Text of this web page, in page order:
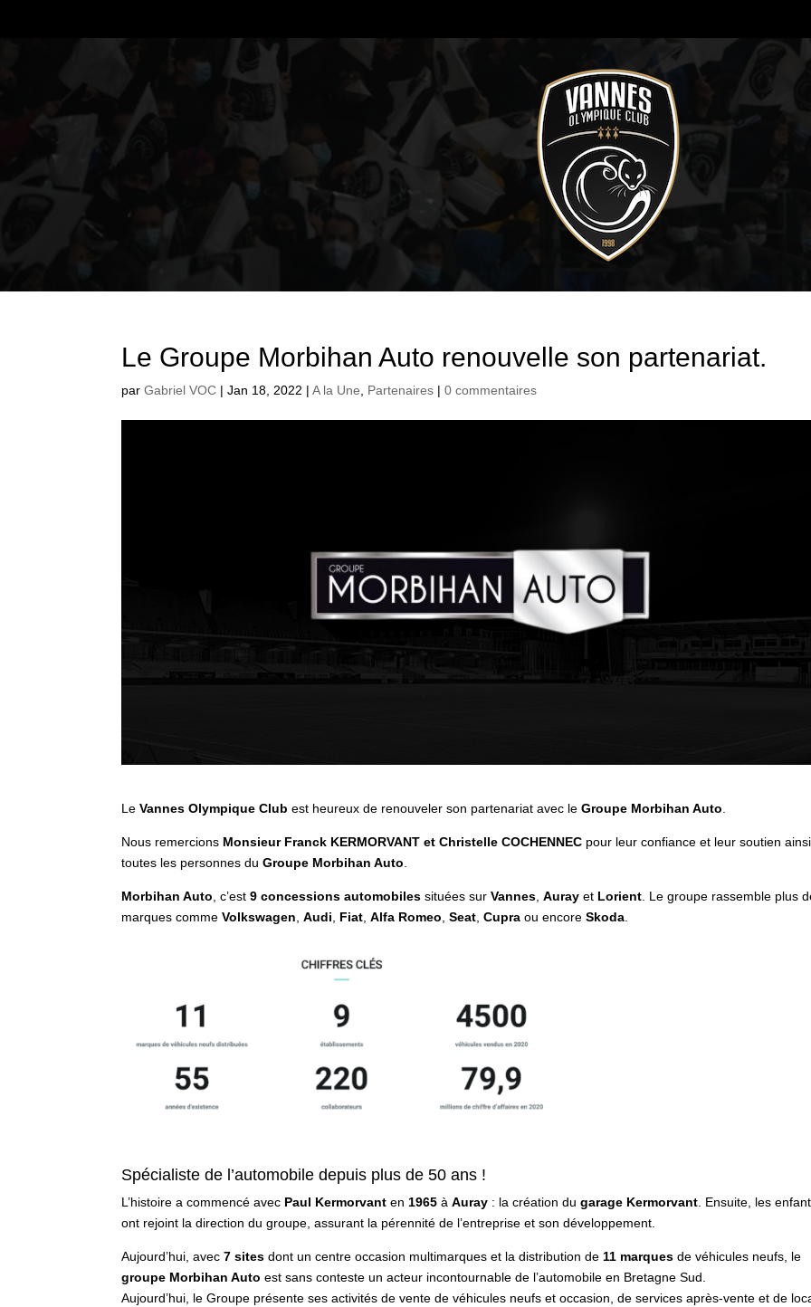
Le Groupe Morbihan Auto renouvelle son partenariat.
parGabriel VOC |Jan 18, 2022 |A la Une, Partenaires |0 commentaires
Le Vannes Olympique Club est heureux de renouveler son partenariat avec leGroupe Morbihan Auto.
Nous remercions Monsieur Franck KERMORVANT et Christelle COCHENNEC pour leur confiance et leur soutien
toutes les personnes duGroupe Morbihan Auto.
Morbihan Auto, c’est9 concessions automobilessituées surVannes,Auray et Lorient. Le groupe rassemble plus
marques commeVolkswagen,Audi, Fiat,Alfa Romeo,Seat,Cupra ou encoreSkoda.
Spécialiste de l’automobile depuis plus de 50 ans !
L’histoire a commencé avec Paul Kermorvant en1965 àAuray : la création dugarage Kermorvant. Ensuite, les
ont rejoint la direction du groupe, assurant la pérennité de l’entreprise et son développement.
Aujourd’hui, avec7 sites dont un centre occasion multimarques et la distribution de11 marques de véhicules neufs, le
groupe Morbihan Auto est sans conteste un acteur incontournable de l’automobile en Bretagne Sud.
Aujourd’hui, le Groupe présente ses activités de vente de véhicules neufs et occasion, de services après-vente et de